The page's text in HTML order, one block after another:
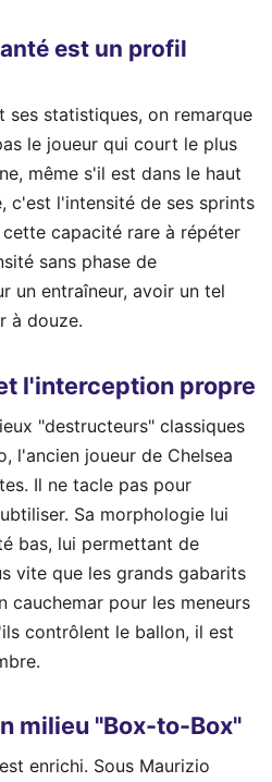
est un profil
ses statistiques, on remarque
le joueur qui court le plus
même s'il est dans le haut
c'est l'intensité de ses sprints
capacité rare à répéter
sans phase de
un entraîneur, avoir un tel
à douze.
l'interception propre
"destructeurs" classiques
l'ancien joueur de Chelsea
Il ne tacle pas pour
Sa morphologie lui
bas, lui permettant de
vite que les grands gabarits
cauchemar pour les meneurs
contrôlent le ballon, il est
milieu "Box-to-Box"
enrichi. Sous Maurizio